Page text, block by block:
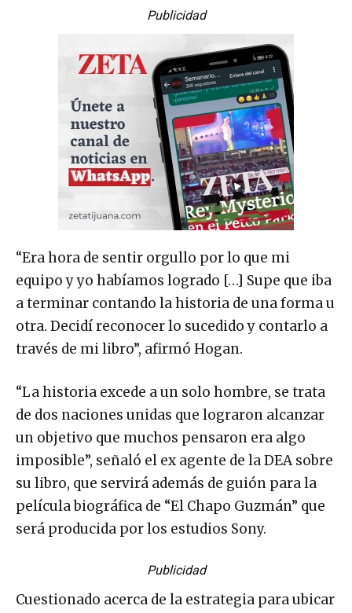
Publicidad
“Era hora de sentir orgullo por lo que mi
equipo y yo habíamos logrado […] Supe que iba
a terminar contando la historia de una forma u
otra. Decidí reconocer lo sucedido y contarlo a
través de mi libro”, afirmó Hogan.
“La historia excede a un solo hombre, se trata
de dos naciones unidas que lograron alcanzar
un objetivo que muchos pensaron era algo
imposible”, señaló el ex agente de la DEA sobre
su libro, que servirá además de guión para la
película biográfica de “El Chapo Guzmán” que
será producida por los estudios Sony.
Publicidad
Cuestionado acerca de la estrategia para ubicar